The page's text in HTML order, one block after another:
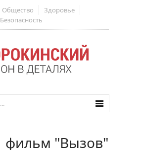
Общество
Здоровье
Безопасность
фильм "Вызов"